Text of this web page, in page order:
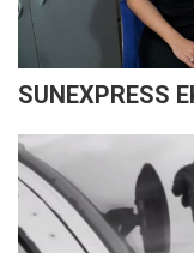
SUNEXPRESS